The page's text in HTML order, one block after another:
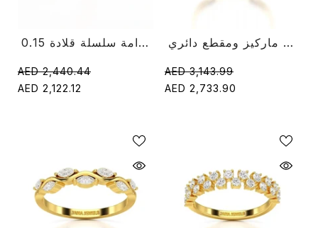
0.15 قيراط جولة قطع مختبر الماس دوامة سلسلة قلادة
AED 2,440.44
AED 2,122.12
خاتم عنقودي 0.95 قيراط مرصع بألماس ماركيز ومقطع دائري
AED 3,143.99
AED 2,733.90